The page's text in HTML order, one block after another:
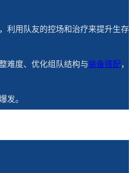
利用队友的控场和治疗来提升生存
难度、优化组队结构与装备搭配，
发。